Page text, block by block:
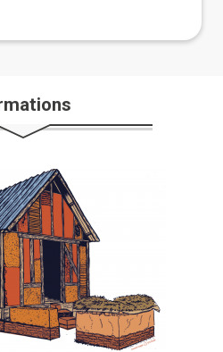
Rénovation Énergétique et
sont également
en décor mural (Module
Terre) : niveau 4
de Noria et Compagnie
artisans, architectes,
ou maîtres d’œuvre, …
développe et participe à
concernant l’harmonisation
en construction en terre
poursuit sa dynamique